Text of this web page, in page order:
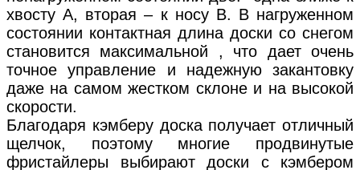
хвосту А, вторая – к носу В. В нагруженном
состоянии контактная длина доски со снегом
становится максимальной , что дает очень
точное управление и надежную закантовку
даже на самом жестком склоне и на высокой
скорости.
Благодаря кэмберу доска получает отличный
щелчок, поэтому многие продвинутые
фристайлеры выбирают доски с кэмбером